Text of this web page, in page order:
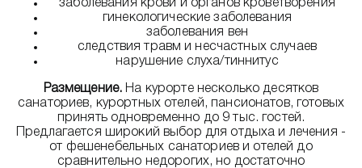
заболевания крови и органов кроветворения
гинекологические заболевания
заболевания вен
следствия травм и несчастных случаев
нарушение слуха/тиннитус
Размещение. На курорте несколько десятков
санаториев, курортных отелей, пансионатов, готовых
принять одновременно до 9 тыс. гостей.
Предлагается широкий выбор для отдыха и лечения -
от фешенебельных санаториев и отелей до
сравнительно недорогих, но достаточно